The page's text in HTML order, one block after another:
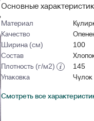
Основные
Материал
Качество
Ширина (см)
100
Состав
Плотность (г/м2)
145
Упаковка
Чулок
Смотреть все